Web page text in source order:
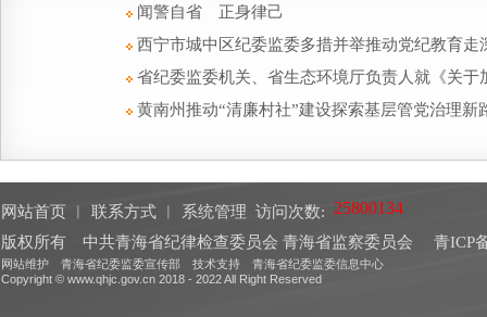
闻警自省 正身律己
西宁市城中区纪委监委多措并举推动党纪教育走
省纪委监委机关、省生态环境厅负责人就《关
黄南州推动“清廉村社”建设探索基层管党治理新
网站首页 联系方式 系统管理 访问次数:
版权所有 中共青海省纪律检查委员会 青海省监察委员会
青ICP
网站维护 青海省纪委监委宣传部 技术支持 青海省纪委监委信息中心
Copyright © www.qhjc.gov.cn 2018 - 2022 All Right Reserved